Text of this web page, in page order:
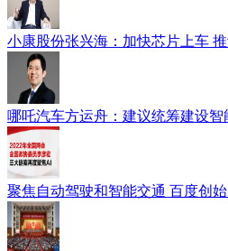
小康股份张兴海：加快芯片上车
哪吒汽车方运舟：建议统筹建设
聚焦自动驾驶和智能交通 百度创